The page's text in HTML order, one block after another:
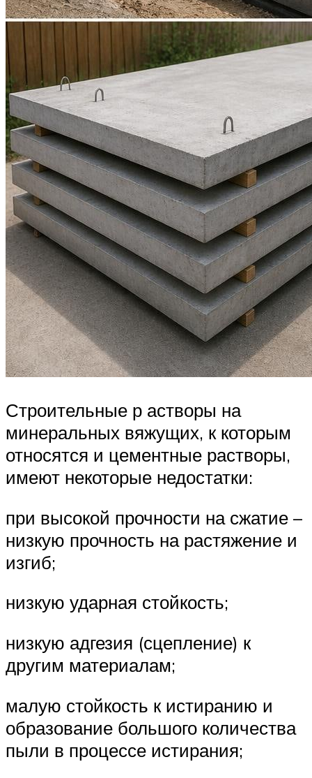
Строительные р астворы на
минеральных вяжущих, к которым
относятся и цементные растворы,
имеют некоторые недостатки:
при высокой прочности на сжатие –
низкую прочность на растяжение и
изгиб;
низкую ударная стойкость;
низкую адгезия (сцепление) к
другим материалам;
малую стойкость к истиранию и
образование большого количества
пыли в процессе истирания;